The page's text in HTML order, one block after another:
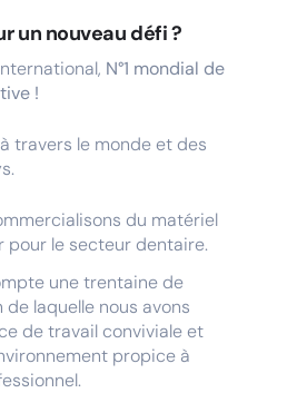
un nouveau défi ?
N°1 mondial de
!
travers le monde et des
du matériel
pour le secteur dentaire.
une trentaine de
laquelle nous avons
de travail conviviale et
propice à